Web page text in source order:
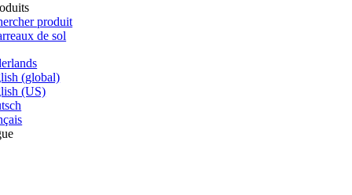
(global)
(US)
produit
de sol